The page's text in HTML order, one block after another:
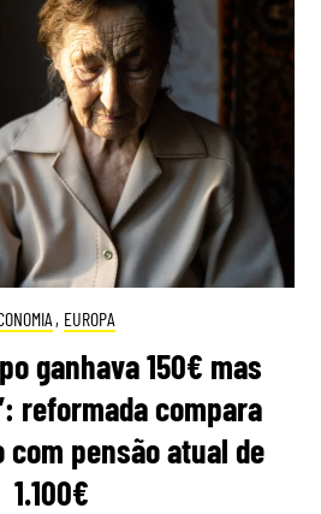
, EUROPA
ganhava 150€ mas
reformada compara
pensão atual de
1.100€